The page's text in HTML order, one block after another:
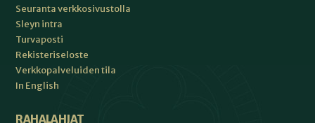
Seuranta verkkosivustolla
Sleyn intra
Turvaposti
Rekisteriseloste
Verkkopalveluiden tila
In English
RAHALAHJAT